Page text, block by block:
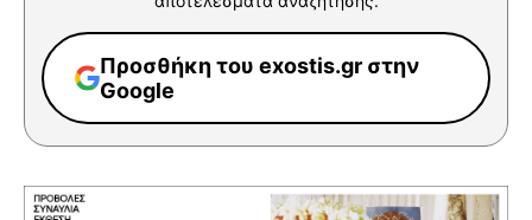
Προσθήκη του exostis.gr στην
Google